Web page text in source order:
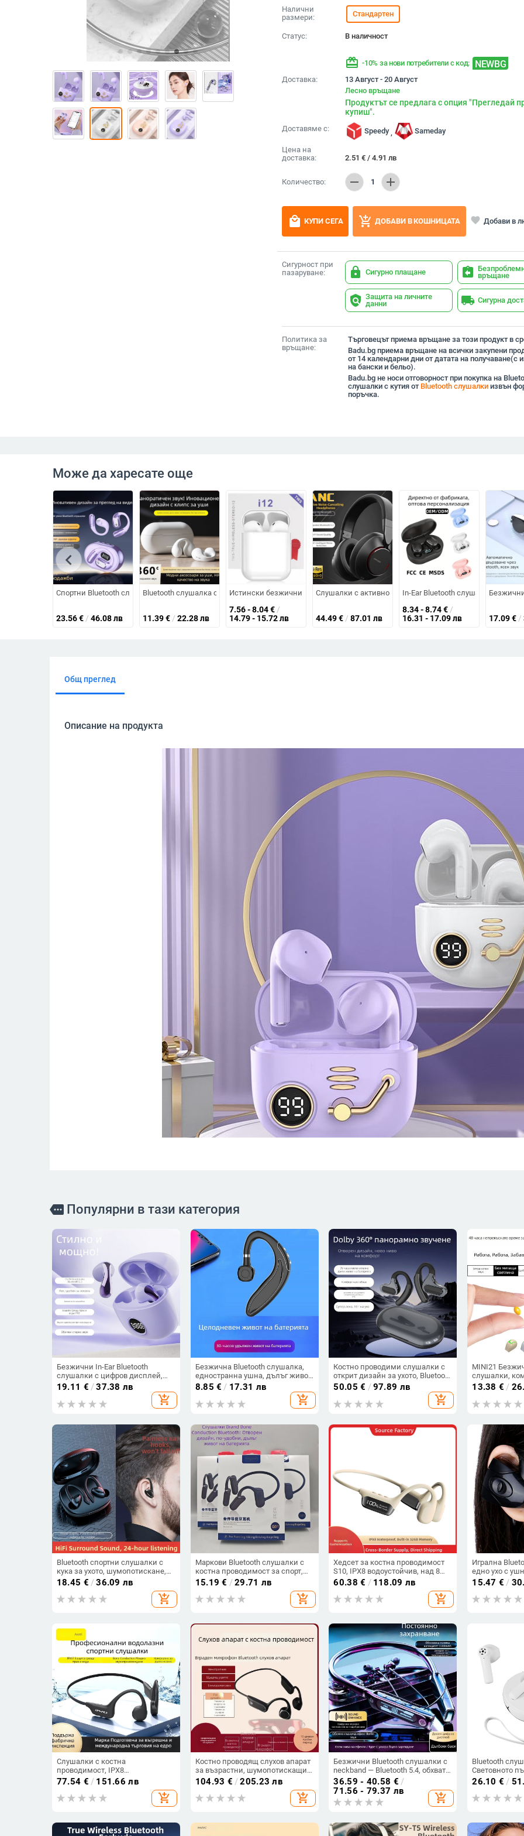
Налични
размери:
Стандартен
Статус: В наличност
redeem -10% за нови потребители с код: NEWBG
Доставка:
13 Август - 20 Август
Лесно връщане
Продуктът се предлага с опция "Прегледай
купиш".
Доставяме с: Speedy , Sameday
Цена на
доставка:
2.51 € / 4.91 лв
Количество: remove 1 add
local_mall КУПИ СЕГА add_shopping_cart ДОБАВИ В КОШНИЦАТА favorite Добави в
Сигурност при
пазаруване:
lock Сигурно плащане assignment_return връщане
policy Защита на личните
данни
local_shipping Сигурна
Политика за
връщане:
Търговецът приема връщане за този продукт в
Badu.bg приема връщане на всички закупени
от 14 календарни дни от датата на получаване(с
на бански и бельо).
Badu.bg не носи отговорност при покупка на
слушалки с кутия от Bluetooth слушалкиизвън
поръчка.
Може да харесате още
Спортни Bluetooth слушалки с ушен захват, AI превод, (5.4 BT, обхват 10 m, 4–8 h батерия, водоустойчиви, видео възпроизвеждане)
23.56€ / 46.08 лв
Bluetooth слушалка с клипса за ухото, стерео звук (Bluetooth 5.3; обхват 10 m; клипса за ухото; 0–4 ч.
11.39€ / 22.28 лв
Истински безжични Bluetooth слушалки — IPX5 водоустойчивост, обхват на
7.56 - 8.04€ /
14.79 - 15.72 лв
Слушалки с активно шумопотискане (ANC), безжични,
44.49€ / 87.01 лв
In-Ear Bluetooth слушалка с USB-C
8.34 - 8.74€ /
16.31 - 17.09 лв
17.09€ /
chevron_left
Общ преглед
Описание на продукта
more Популярни в тази категория
Безжични In-Ear Bluetooth
слушалки с цифров дисплей,
ниска латентност за гейминг, 4–
8 ч. работа, Bluetooth 5.3
19.11 € /37.38 лв
add_shopping_cart
Безжична Bluetooth слушалка,
едностранна ушна, дълъг живот
на батерията, Bluetooth 5.3,
водоустойчива, обхват 15 m,
спортен стил
8.85 € / 17.31 лв
add_shopping_cart
Костно проводими слушалки с
открит дизайн за ухото, Bluetooth
5.4, обхват 10 м, IPX7
водоустойчивост, над 8 часа
работа
50.05 € /97.89 лв
add_shopping_cart
MINI21
слушалки,
невидими,
спорт,
модел 2025
13.38 € /
Bluetooth спортни слушалки с
кука за ухото, шумопотискане,
Bluetooth 5.2, обхват 5 м, батерия
>8 ч, Qualcomm чип
18.45 € /36.09 лв
add_shopping_cart
Маркови Bluetooth слушалки с
костна проводимост за спорт,
безжични, с висящ дизайн
15.19 € /29.71 лв
add_shopping_cart
Хедсет за костна проводимост
S10, IPX8 водоустойчив, над 8
часа работа, Bluetooth 5.4,
цифров дисплей
60.38 € / 118.09 лв
add_shopping_cart
Игрална
едно ухо с
Bluetooth 5.0,
над 8 ч, IPX3
15.47 € /
Слушалки с костна
проводимост, IPX8
водоустойчиви, Bluetooth 5.3,
обхват до 10 m, време за работа
4-8 ч.
77.54 € / 151.66 лв
add_shopping_cart
Костно проводящ слухов апарат
за възрастни, шумопотискащи
зад ухото слушалки, за лека до
тежка глухота, удобен дизайн
104.93 € /205.23 лв
add_shopping_cart
Безжични Bluetooth слушалки с
neckband — Bluetooth 5.4, обхват
10 м, живот на батерията над 8 ч,
стерео звук, цифров дисплей
36.59 - 40.58 € /
71.56 - 79.37 лв
add_shopping_cart
Bluetooth
Световното
футбол —
Bluetooth 5.4,
26.10 € /